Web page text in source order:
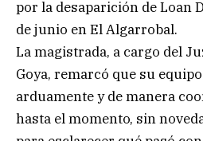
por la desaparición de Loan
de junio en El Algarrobal.
La magistrada, a cargo del
Goya, remarcó que su
arduamente y de manera
hasta el momento, sin